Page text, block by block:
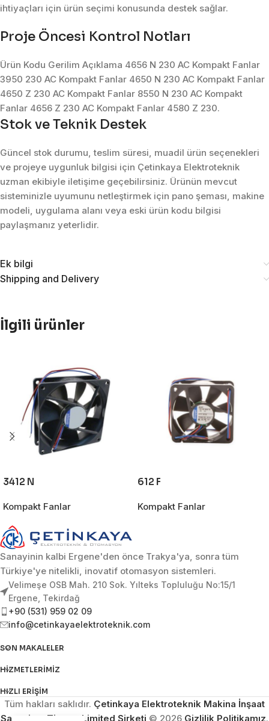
ihtiyaçları için ürün seçimi konusunda destek sağlar.
Proje Öncesi Kontrol Notları
Ürün Kodu Gerilim Açıklama 4656 N 230 AC Kompakt Fanlar
3950 230 AC Kompakt Fanlar 4650 N 230 AC Kompakt Fanlar
4650 Z 230 AC Kompakt Fanlar 8550 N 230 AC Kompakt
Fanlar 4656 Z 230 AC Kompakt Fanlar 4580 Z 230.
Stok ve Teknik Destek
Güncel stok durumu, teslim süresi, muadil ürün seçenekleri
ve projeye uygunluk bilgisi için Çetinkaya Elektroteknik
uzman ekibiyle iletişime geçebilirsiniz. Ürünün mevcut
sisteminizle uyumunu netleştirmek için pano şeması, makine
modeli, uygulama alanı veya eski ürün kodu bilgisi
paylaşmanız yeterlidir.
Ek bilgi
Shipping and Delivery
İlgili ürünler
3412 N
Kompakt Fanlar
612 F
Kompakt Fanlar
Sanayinin kalbi Ergene'den önce Trakya'ya, sonra tüm
Türkiye'ye nitelikli, inovatif otomasyon sistemleri.
Velimeşe OSB Mah. 210 Sok. Yılteks Topluluğu No:15/1
Ergene, Tekirdağ
+90 (531) 959 02 09
info@cetinkayaelektroteknik.com
SON MAKALELER
HIZMETLERIMIZ
HIZLI ERIŞIM
Tüm hakları saklıdır. Çetinkaya Elektroteknik Makina İnşaat
Sanayi ve Ticaret Limited Şirketi © 2026 Gizlilik Politikamız.